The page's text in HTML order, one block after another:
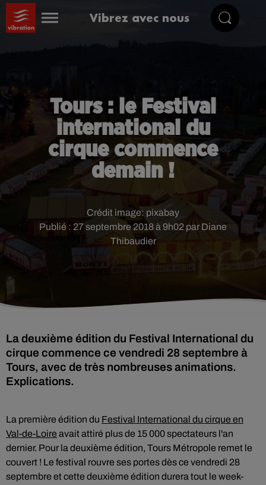
Vibrez avec nous
Tours : le Festival
international du
cirque commence
demain !
Publié : 27 septembre 2018 à 9h02 par Diane
Thibaudier
Crédit image: pixabay
La deuxième édition du Festival International du
cirque commence ce vendredi 28 septembre à
Tours, avec de très nombreuses animations.
Explications.
La première édition du Festival International du cirque en
Val-de-Loire avait attiré plus de 15 000 spectateurs l'an
dernier. Pour la deuxième édition, Tours Métropole remet le
couvert ! Le festival rouvre ses portes dès ce vendredi 28
septembre et cette deuxième édition durera tout le week-